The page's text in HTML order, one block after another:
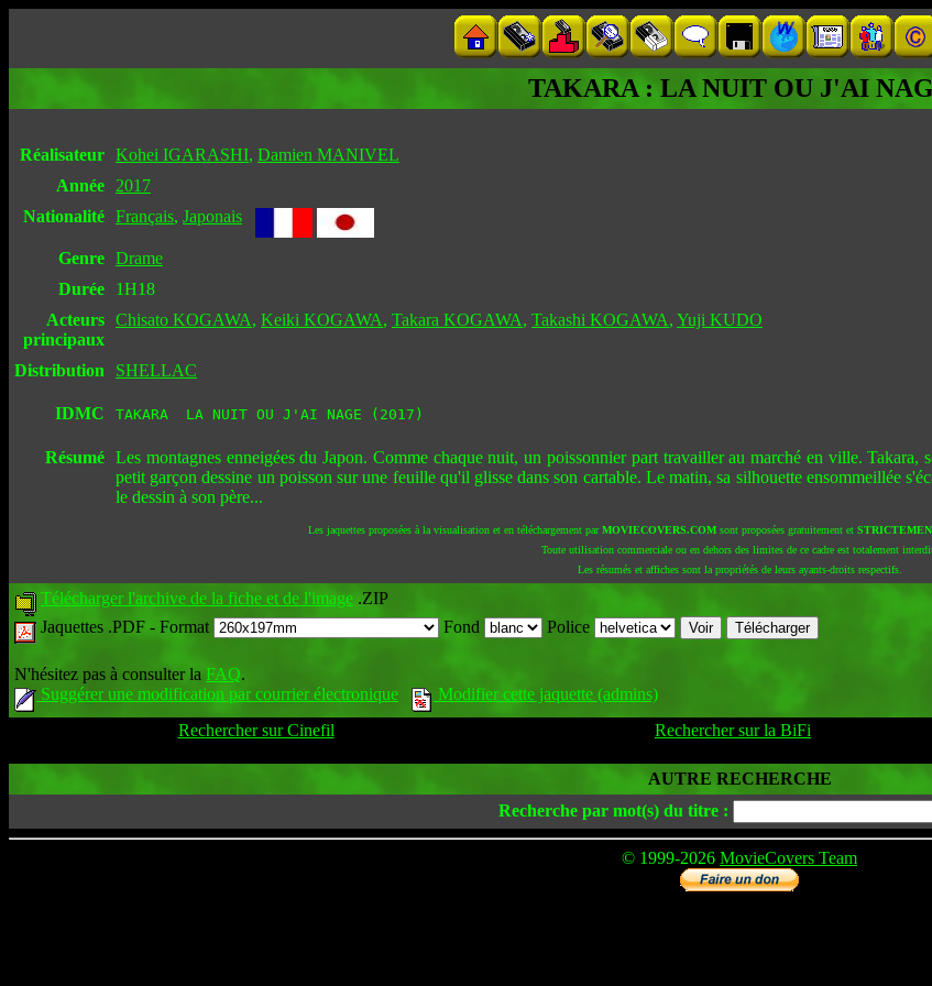
TAKARA : LA NUIT OU J'AI
Réalisateur Kohei IGARASHI, Damien MANIVEL
Année
2017
Nationalité Français, Japonais
Genre Drame
Durée
1H18
Acteurs
principaux
Chisato KOGAWA, Keiki KOGAWA, Takara KOGAWA, Takashi KOGAWA, Yuji KUDO
Distribution SHELLAC
IDMC TAKARA  LA NUIT OU J'AI NAGE (2017)
Résumé Les montagnes enneigées du Japon. Comme chaque nuit, un poissonnier part travailler au marché en ville.
petit garçon dessine un poisson sur une feuille qu'il glisse dans son cartable. Le matin, sa silhouette ensommeillée
le dessin à son père...
Les jaquettes proposées à la visualisation et en téléchargement parMOVIECOVERS.COMsont proposées gratuitement et
Toute utilisation commerciale ou en dehors des limites de ce cadre est totalement
Les résumés et affiches sont la propriétés de leurs ayants-droits respectifs.
Télécharger l'archive de la fiche et de l'image .ZIP
Jaquettes .PDF - Format Fond Police
N'hésitez pas à consulter la FAQ.
Suggérer une modification par courrier électronique
Modifier cette jaquette (admins)
Rechercher sur Cinefil
Rechercher sur la BiFi
AUTRE RECHERCHE
Recherche par mot(s) du titre :
© 1999-2026 MovieCovers Team